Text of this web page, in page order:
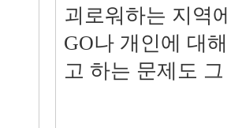
괴로워하는 지역
GO나 개인에 대
고 하는 문제도